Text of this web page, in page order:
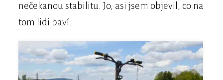
nečekanou stabilitu. Jo, asi jsem objevil, co na
tom lidi baví.